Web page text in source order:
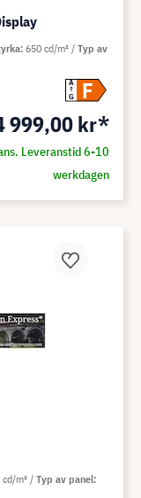
A
G
F
999,00 kr*
Leveranstid 6-10
werkdagen
650 cd/m²
Typ av
cd/m²
Typ av panel